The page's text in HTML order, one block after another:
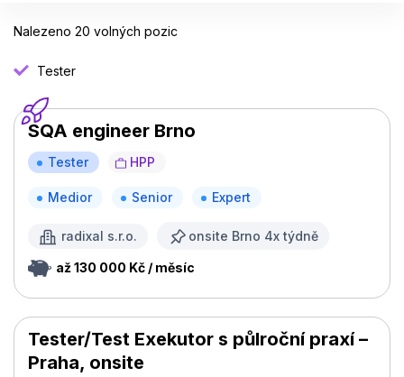
Nalezeno 20 volných pozic
Tester
SQA engineer Brno
Tester HPP
Medior Senior Expert
radixal s.r.o. onsite Brno 4x týdně
až 130 000 Kč / měsíc
Tester/Test Exekutor s půlroční praxí –
Praha, onsite